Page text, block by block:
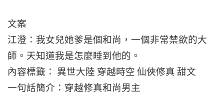
文案
江澄：我女兒她爹是個和尚，一個非常禁欲的大
師。天知道我是怎麼睡到他的。
內容標籤： 異世大陸 穿越時空 仙俠修真 甜文
一句話簡介：穿越修真和尚男主